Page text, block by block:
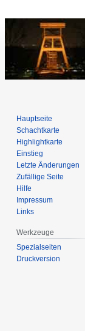
Hauptseite
Schachtkarte
Highlightkarte
Einstieg
Letzte Änderungen
Zufällige Seite
Hilfe
Impressum
Links
Werkzeuge
Spezialseiten
Druckversion